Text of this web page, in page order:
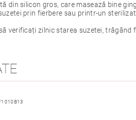
din silicon gros, care masează bine
prin fierbere sau printr-un
verificați zilnic starea suzetei,